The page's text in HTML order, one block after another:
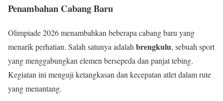
Penambahan Cabang Baru
Olimpiade 2026 menambahkan beberapa cabang baru yang
menarik perhatian. Salah satunya adalah brengkulu, sebuah sport
yang menggabungkan elemen bersepeda dan panjat tebing.
Kegiatan ini menguji ketangkasan dan kecepatan atlet dalam rute
yang menantang.